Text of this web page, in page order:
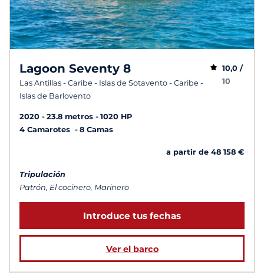
Lagoon Seventy 8
Las Antillas - Caribe - Islas de Sotavento - Caribe -
Islas de Barlovento
10,0 /
10
2020 23.8 metros
1020 HP
4 Camarotes
8 Camas
a partir de 48 158 €
Tripulación
Patrón, El cocinero, Marinero
Introduce tus fechas
Ver el barco